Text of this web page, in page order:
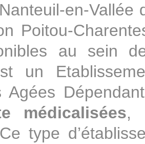
en-Vallée
Poitou-
au sein
un
Agées
médicalisées,
type